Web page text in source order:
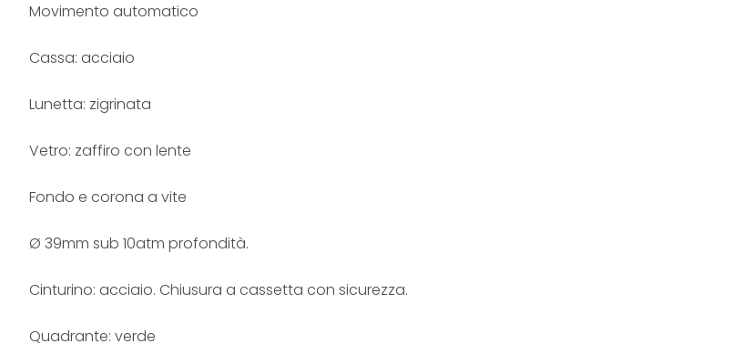
Movimento automatico
Cassa: acciaio
Lunetta: zigrinata
Vetro: zaffiro con lente
Fondo e corona a vite
Ø 39mm sub 10atm profondità.
Cinturino: acciaio. Chiusura a cassetta con sicurezza.
Quadrante: verde